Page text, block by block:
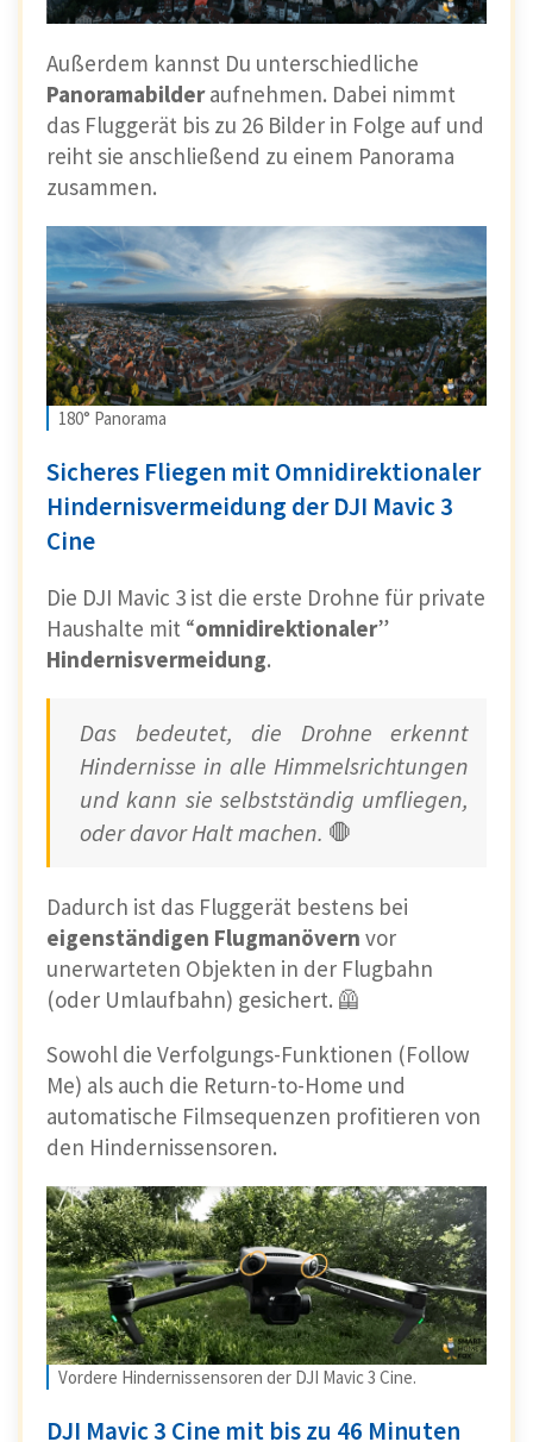
Außerdem kannst Du unterschiedliche
Panoramabilderaufnehmen. Dabei nimmt
das Fluggerät bis zu 26 Bilder in Folge auf und
reiht sie anschließend zu einem Panorama
zusammen.
180° Panorama
Sicheres Fliegen mit Omnidirektionaler
Hindernisvermeidung der DJI Mavic 3
Cine
Die DJI Mavic 3 ist die erste Drohne für private
Haushalte mit “omnidirektionaler”
Hindernisvermeidung.
Das bedeutet, die Drohne erkennt
Hindernisse in alle Himmelsrichtungen
und kann sie selbstständig umfliegen,
oder davor Halt machen. 🛑
Dadurch ist das Fluggerät bestens bei
eigenständigen Flugmanövern vor
unerwarteten Objekten in der Flugbahn
(oder Umlaufbahn) gesichert. 🦺
Sowohl die Verfolgungs-Funktionen (Follow
Me) als auch die Return-to-Home und
automatische Filmsequenzen profitieren von
den Hindernissensoren.
Vordere Hindernissensoren der DJI Mavic 3 Cine.
DJI Mavic 3 Cine mit bis zu 46 Minuten